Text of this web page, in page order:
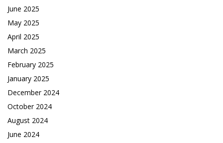
June 2025
May 2025
April 2025
March 2025
February 2025
January 2025
December 2024
October 2024
August 2024
June 2024